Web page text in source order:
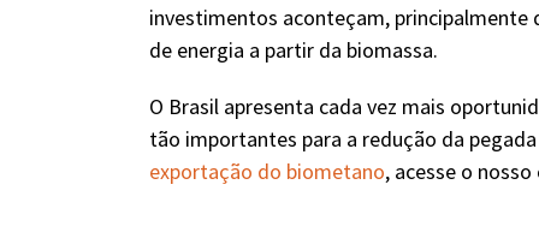
investimentos aconteçam,
de energia a partir da biomassa.
O Brasil apresenta cada vez mais
tão importantes para a redução da
exportação do biometano, acesse o